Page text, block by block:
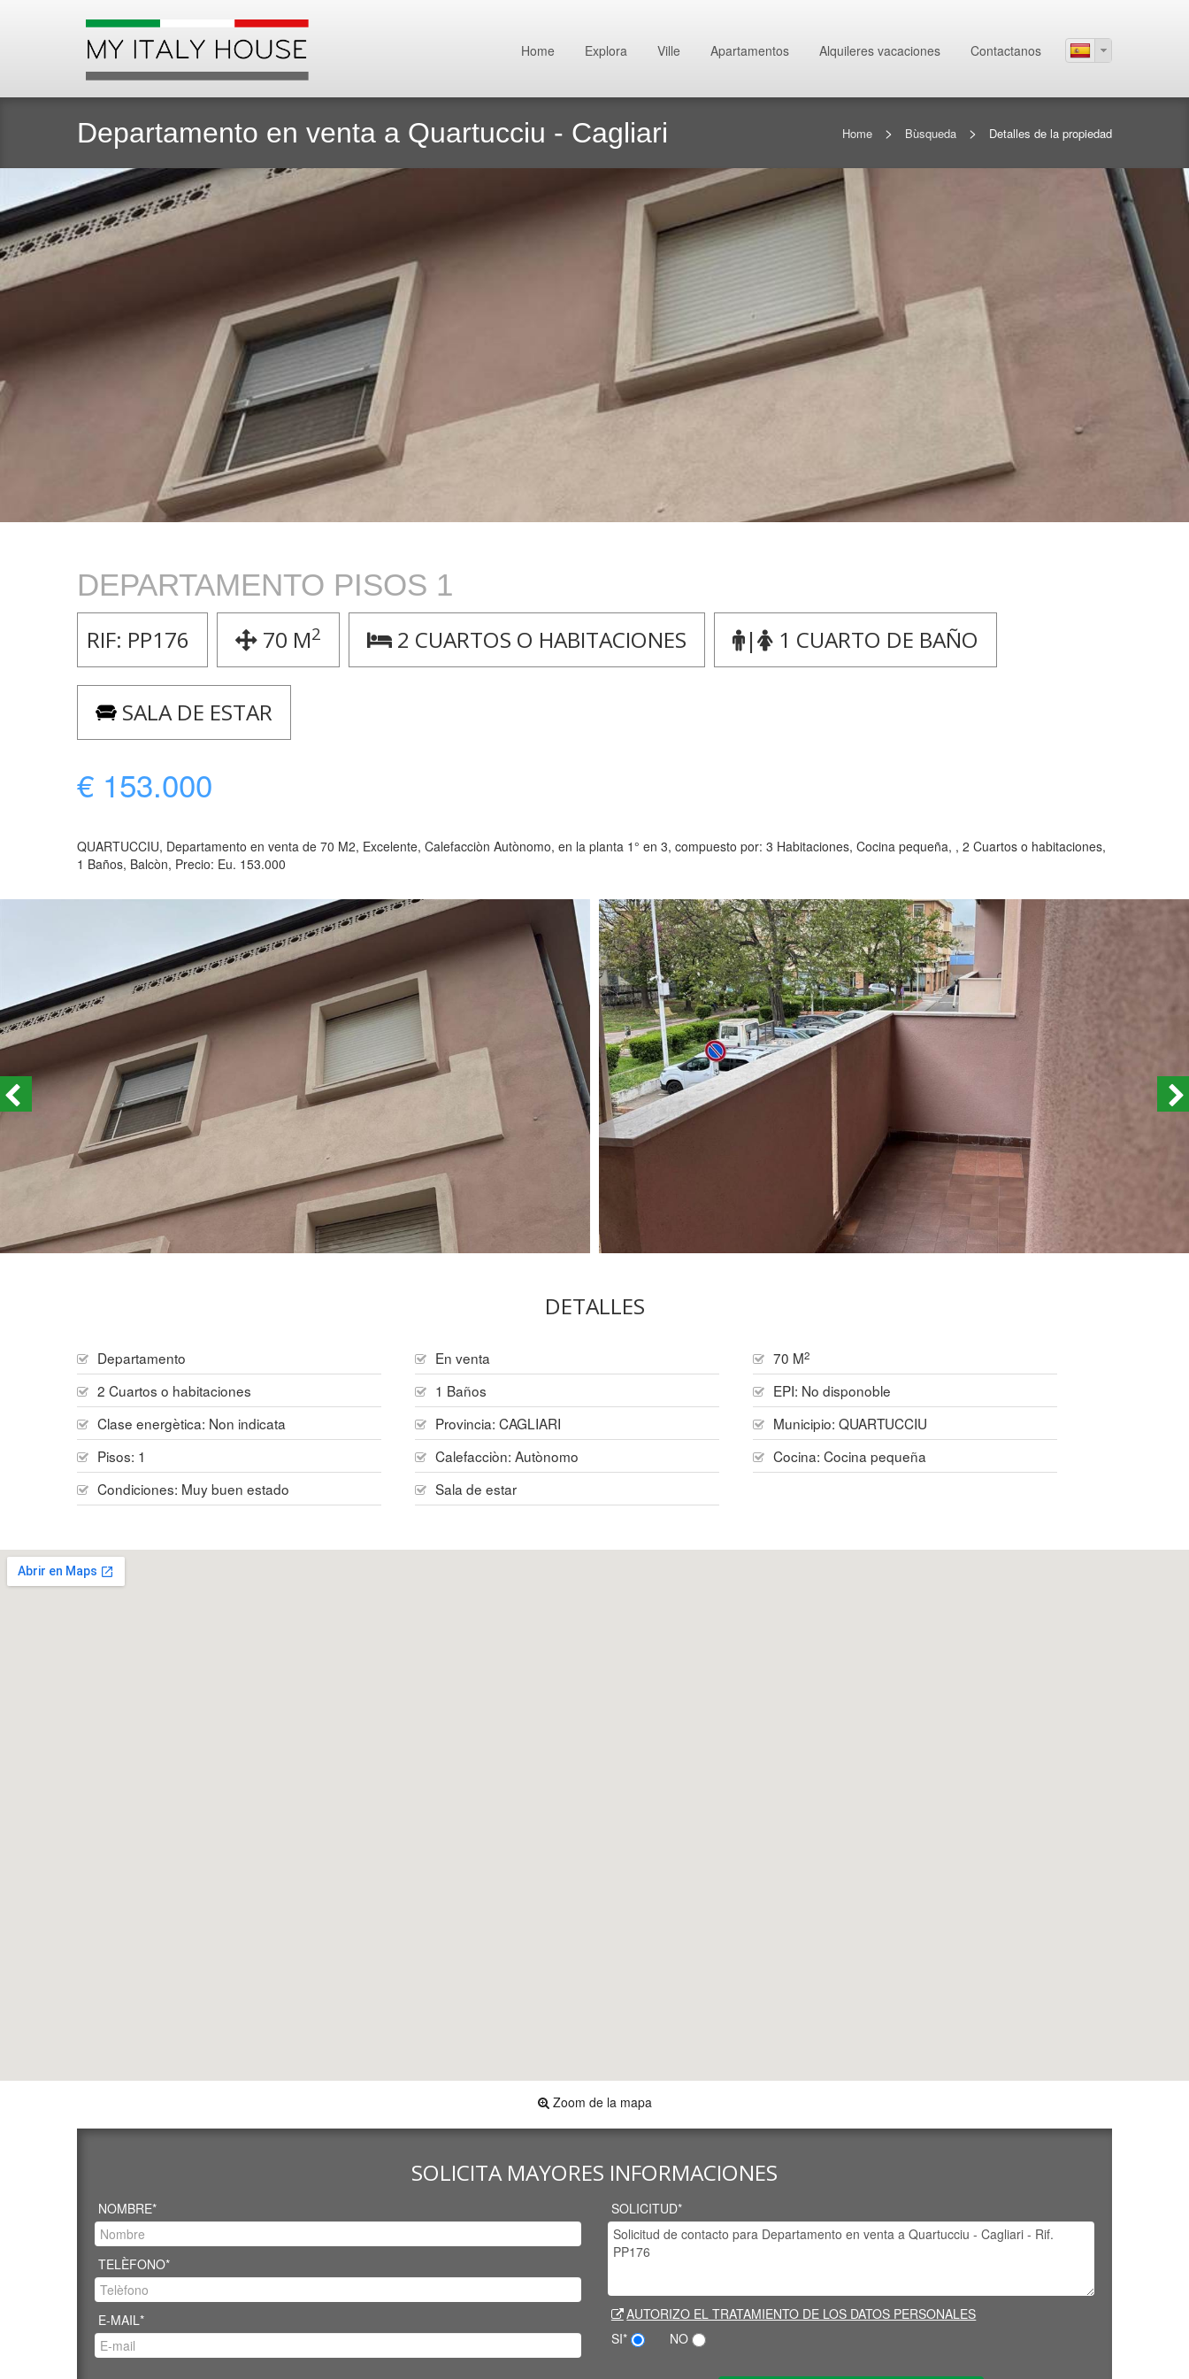
Home Explora Ville Apartamentos Alquileres vacaciones Contactanos
Departamento en venta a Quartucciu - Cagliari Home > Bùsqueda > Detalles de la propiedad
DEPARTAMENTO PISOS 1
RIF: PP176 70 M2 2 CUARTOS O HABITACIONES | 1 CUARTO DE BAÑO
SALA DE ESTAR
€ 153.000
QUARTUCCIU, Departamento en venta de 70 M2, Excelente, Calefacciòn Autònomo, en la planta 1° en 3, compuesto por: 3 Habitaciones, Cocina pequeña, , 2 Cuartos o habitaciones,
1 Baños, Balcòn, Precio: Eu. 153.000
DETALLES
Departamento En venta 70 M2
2 Cuartos o habitaciones 1 Baños
EPI: No disponoble
Clase energètica: Non indicata
Provincia:CAGLIARI Municipio:QUARTUCCIU
Pisos: 1 Calefacciòn:Autònomo Cocina:Cocina pequeña
Condiciones: Muy buen estado Sala de estar
Zoom de la mapa
SOLICITA MAYORES INFORMACIONES
NOMBRE*
TELÈFONO*
E-MAIL*
SOLICITUD*
AUTORIZO EL TRATAMIENTO DE LOS DATOS PERSONALES
SI*
NO